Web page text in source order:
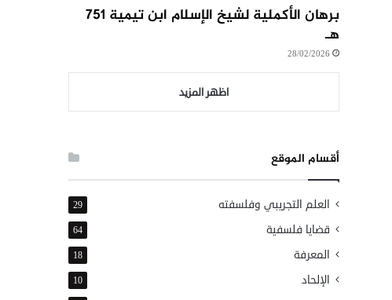
برهان الأكملية لشيخ الإسلام ابن تيمية ٧٥١
هـ
28/02/2026
اظهر المزيد
أقسام الموقع
العلم التجريبي وفلسفته 29
قضايا فلسفية 64
المعرفة 18
الإلحاد 10